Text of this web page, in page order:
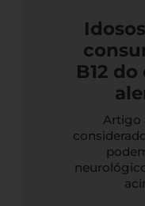
B12
Artigo